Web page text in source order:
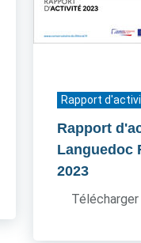
Rapport
Rapport
Languedoc
2023